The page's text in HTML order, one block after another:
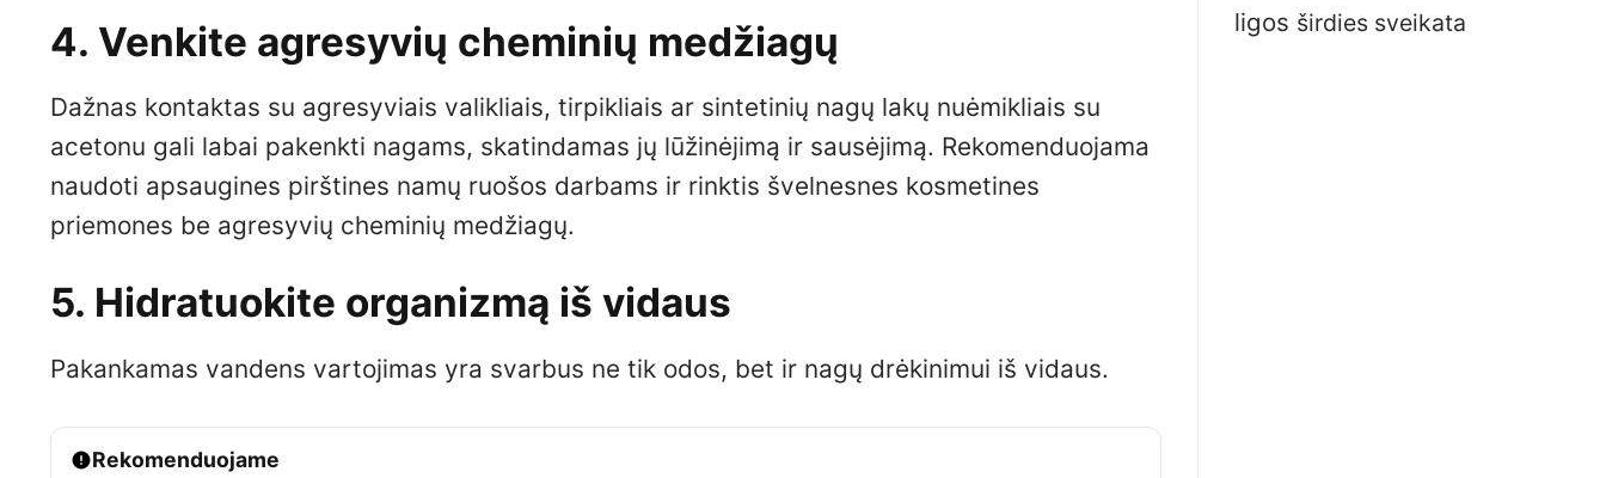
4. Venkite agresyvių cheminių medžiagų
Dažnas kontaktas su agresyviais valikliais, tirpikliais ar sintetinių nagų lakų nuėmikliais su
acetonu gali labai pakenkti nagams, skatindamas jų lūžinėjimą ir sausėjimą. Rekomenduojama
naudoti apsaugines pirštines namų ruošos darbams ir rinktis švelnesnes kosmetines
priemones be agresyvių cheminių medžiagų.
5. Hidratuokite organizmą iš vidaus
Pakankamas vandens vartojimas yra svarbus ne tik odos, bet ir nagų drėkinimui iš vidaus.
Rekomenduojame
ligos širdies sveikata